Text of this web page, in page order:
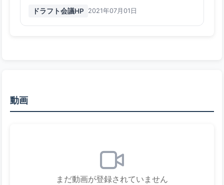
ドラフト会議HP 2021年07月01日
動画
まだ動画が登録されていません